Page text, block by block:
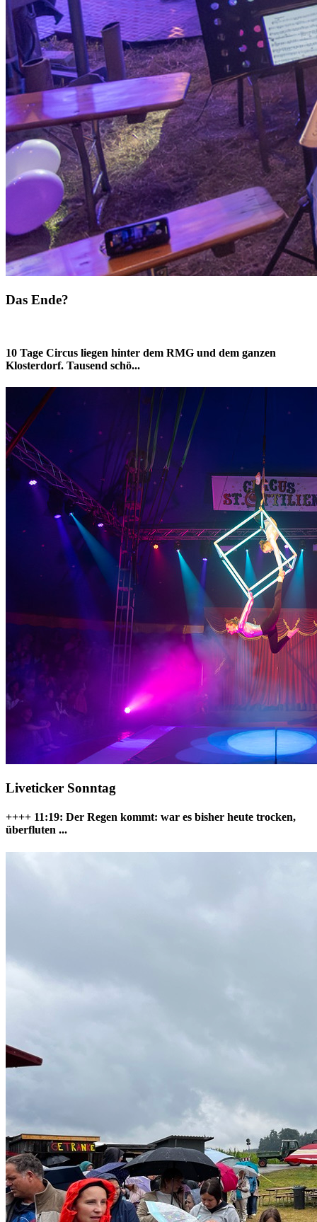
Das Ende?
10 Tage Circus liegen hinter dem RMG und dem ganzen
Klosterdorf. Tausend schö...
Liveticker Sonntag
++++ 11:19: Der Regen kommt: war es bisher heute trocken,
überfluten ...